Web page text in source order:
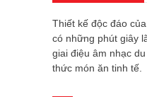
Thiết kế độc đáo
có những phút giây
giai điệu âm nhạc
thức món ăn tinh tế.